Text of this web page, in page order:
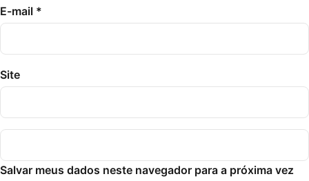
E-mail *
Site
Salvar meus dados neste navegador para a próxima vez